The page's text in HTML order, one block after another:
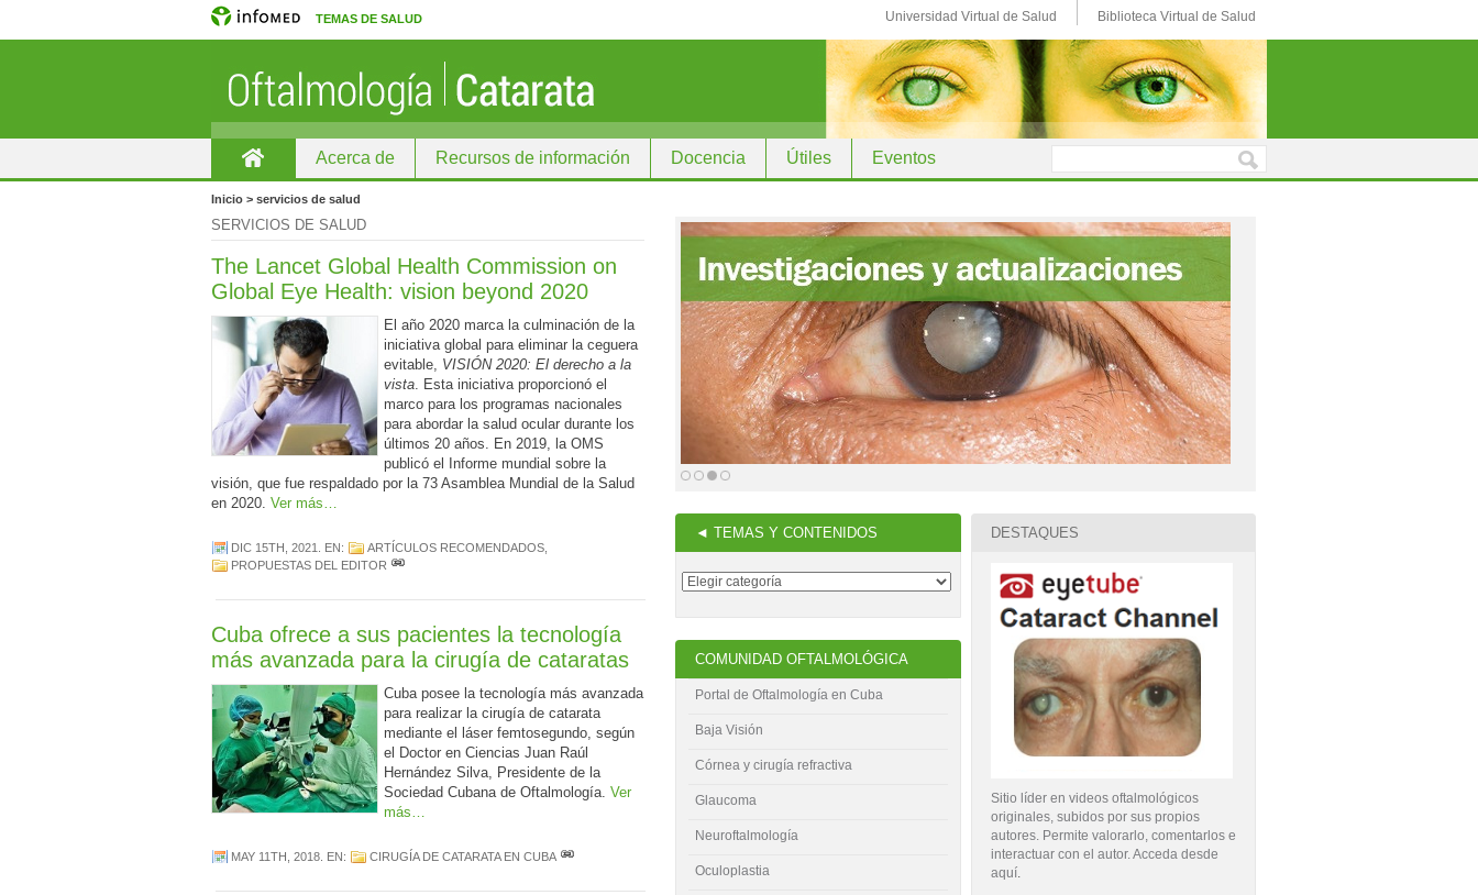
TEMAS DE SALUD Universidad Virtual de Salud Biblioteca Virtual de Salud
Acerca de Recursos de información Docencia Útiles Eventos
Inicio > servicios de salud
SERVICIOS DE SALUD
The Lancet Global Health Commission on
Global Eye Health: vision beyond 2020
El año 2020 marca la culminación de la
iniciativa global para eliminar la ceguera
evitable, VISIÓN 2020: El derecho a la
vista. Esta iniciativa proporcionó el
marco para los programas nacionales
para abordar la salud ocular durante los
últimos 20 años. En 2019, la OMS
publicó el Informe mundial sobre la
visión, que fue respaldado por la 73 Asamblea Mundial de la Salud
en 2020. Ver más…
DIC 15TH, 2021 . EN: ARTÍCULOS RECOMENDADOS
PROPUESTAS DEL EDITOR
Cuba ofrece a sus pacientes la tecnología
más avanzada para la cirugía de cataratas
Cuba posee la tecnología más avanzada
para realizar la cirugía de catarata
mediante el láser femtosegundo, según
el Doctor en Ciencias Juan Raúl
Hernández Silva, Presidente de la
Sociedad Cubana de Oftalmología. Ver
más…
MAY 11TH, 2018 . EN: CIRUGÍA DE CATARATA EN CUBA
◄ TEMAS Y CONTENIDOS
COMUNIDAD OFTALMOLÓGICA
Portal de Oftalmología en Cuba
Baja Visión
Córnea y cirugía refractiva
Glaucoma
Neuroftalmología
Oculoplastia
DESTAQUES
Sitio líder en videos oftalmológicos
originales, subidos por sus propios
autores. Permite valorarlo, comentarlos e
interactuar con el autor. Acceda desde
aquí.